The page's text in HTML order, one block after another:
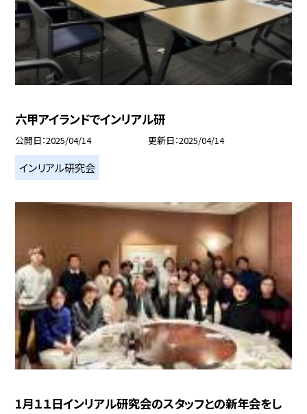
六甲アイランドでインリアル研
公開日 2025/04/14 更新日 2025/04/14
インリアル研究会
1月１１日インリアル研究会のスタッフとの新年会をし